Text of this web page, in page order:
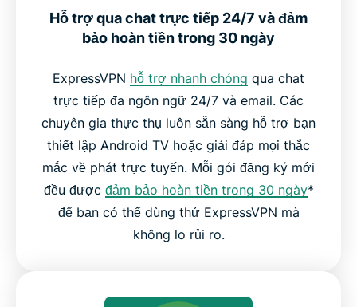
Hỗ trợ qua chat trực tiếp 24/7 và đảm
bảo hoàn tiền trong 30 ngày
ExpressVPN hỗ trợ nhanh chóng qua chat
trực tiếp đa ngôn ngữ 24/7 và email. Các
chuyên gia thực thụ luôn sẵn sàng hỗ trợ bạn
thiết lập Android TV hoặc giải đáp mọi thắc
mắc về phát trực tuyến. Mỗi gói đăng ký mới
đều được đảm bảo hoàn tiền trong 30 ngày*
để bạn có thể dùng thử ExpressVPN mà
không lo rủi ro.